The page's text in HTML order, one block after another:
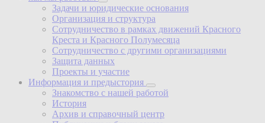
Задачи и юридические основания
Организация и структура
Сотрудничество в рамках движений Красного
Креста и Красного Полумесяца
Сотрудничество с другими организациями
Защита данных
Проекты и участие
Информация и предыстория
Знакомство с нашей работой
История
Архив и справочный центр